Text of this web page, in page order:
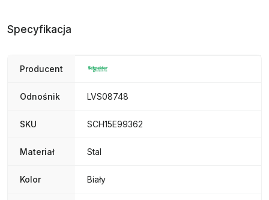
Specyfikacja
Producent
Odnośnik LVS08748
SKU SCH15E99362
Materiał Stal
Kolor Biały